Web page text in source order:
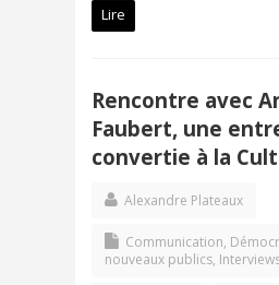
Lire
Rencontre avec
Faubert, une
convertie à la
Alexandre Plateaux
Communication,
nouveaux publics,